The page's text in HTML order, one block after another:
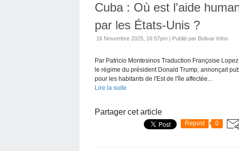
Cuba : Où est l'aide
par les États-Unis ?
16 Novembre 2025, 16:57pm | Publié par Bolivar Infos
Par Patricio Montesinos Traduction Françoise
le régime du président Donald Trump, annonçait
pour les habitants de l'Est de l'île affectée...
Lire la suite
Partager cet article
Repost 0